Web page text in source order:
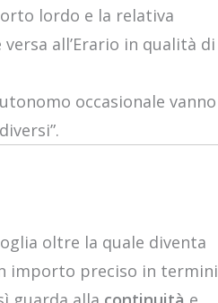
lordo e la relativa
all’Erario in qualità di
occasionale vanno
oltre la quale diventa
importo preciso in termini